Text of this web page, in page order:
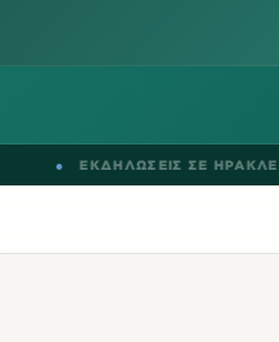
ΕΚΔΗΛΩΣΕΙΣ ΣΕΗΡΑΚΛΕΙΟ,